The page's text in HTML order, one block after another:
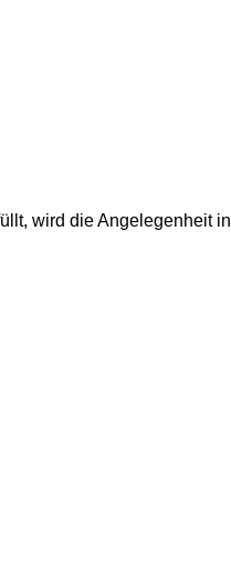
wird die Angelegenheit